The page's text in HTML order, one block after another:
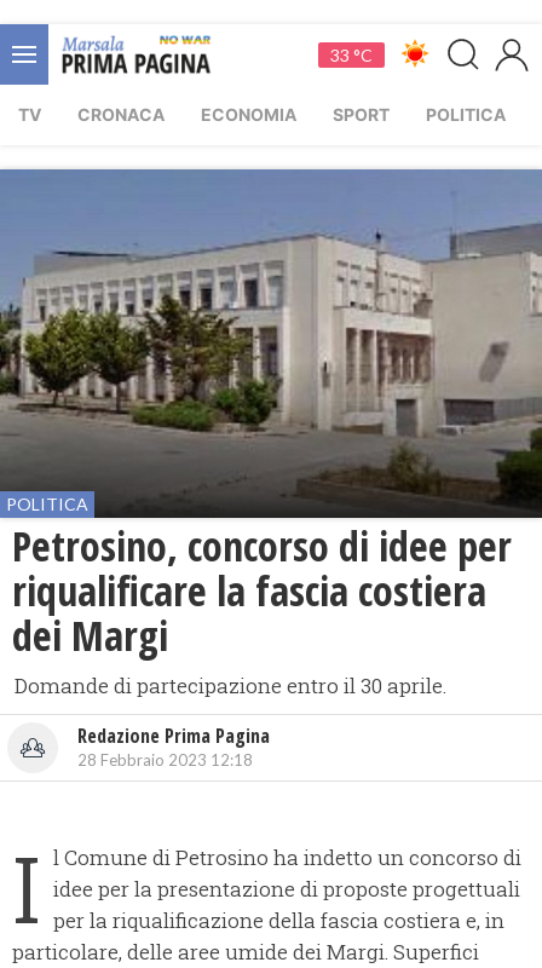
33 °C
TV CRONACA ECONOMIA SPORT POLITICA
POLITICA
Petrosino, concorso di idee per
riqualificare la fascia costiera
dei Margi
Domande di partecipazione entro il 30 aprile.
Redazione Prima Pagina
28 Febbraio 2023 12:18
I l Comune di Petrosino ha indetto un concorso di
idee per la presentazione di proposte progettuali
per la riqualificazione della fascia costiera e, in
particolare, delle aree umide dei Margi. Superfici